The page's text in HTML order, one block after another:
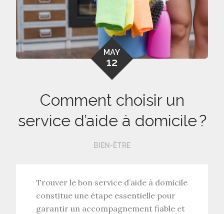
MAY
12
Comment choisir un
service d’aide à domicile ?
BIEN-ÊTRE
Trouver lebon service d’aide à domicile
constitue une étape essentielle pour
garantir un accompagnement fiable et